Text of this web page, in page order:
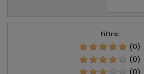
Filtro:
(0)
(0)